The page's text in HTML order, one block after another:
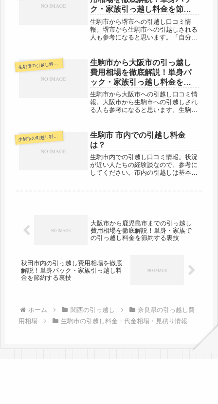
と...
ク・家族引っ越し料金を節約
する裏技
生駒市から堺市への引越し口コミ情
報。堺市から生駒市への引越しされる
人も参考になると思います。「自分の
のリンク先のページを読んだ上、ネッ
トで見積りしましょう。100％安くな
る...
生駒市の引越し料金・代金相場・見積り情報
生駒市から大阪市の引っ越し
費用相場を徹底解説！単身パ
ック・家族引っ越し料金を節
約する裏技
生駒市から大阪市への引越し口コミ情
報。大阪市から生駒市への引越しされ
る人も参考になると思います。生駒市
引越しも可能でしょう。格安の料金で
頑張ってくれる引越し会社もあると思
い...
生駒市の引越し料金・代金相場・見積り情報
生駒市 市内での引越し料金
は？
生駒市内での引越し口コミ情報。状況
が近い人たちの経験談なので、参考に
してください。市内の引越しは基本的
大阪市から鹿児島市までの引っ越し
費用相場を徹底解説！単身・家族で
の引っ越し料金を節約する裏技
秋田市内の引っ越し費用相場を徹底
解説！単身パック・家族引っ越し料
金を節約する裏技
ホーム 関西の引っ越し
奈良県の引っ越し費
用相場
生駒市の引越し料金・代金相場・見積り情報